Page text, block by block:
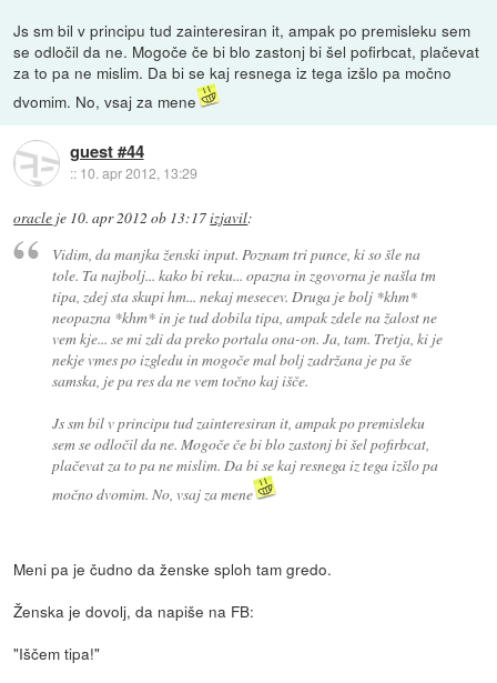
Js sm bil v principu tud zainteresiran it, ampak po premisleku sem
se odločil da ne. Mogoče če bi blo zastonj bi šel pofirbcat, plačevat
za to pa ne mislim. Da bi se kaj resnega iz tega izšlo pa močno
dvomim. No, vsaj za mene
guest #44
:: 10. apr 2012, 13:29
oracle je 10. apr 2012 ob 13:17izjavil:
Vidim, da manjka ženski input. Poznam tri punce, ki so šle na
tole. Ta najbolj... kako bi reku... opazna in zgovorna je našla tm
tipa, zdej sta skupi hm... nekaj mesecev. Druga je bolj *khm*
neopazna *khm* in je tud dobila tipa, ampak zdele na žalost ne
vem kje... se mi zdi da preko portala ona-on. Ja, tam. Tretja, ki je
nekje vmes po izgledu in mogoče mal bolj zadržana je pa še
samska, je pa res da ne vem točno kaj išče.
Js sm bil v principu tud zainteresiran it, ampak po premisleku
sem se odločil da ne. Mogoče če bi blo zastonj bi šel pofirbcat,
plačevat za to pa ne mislim. Da bi se kaj resnega iz tega izšlo pa
močno dvomim. No, vsaj za mene
Meni pa je čudno da ženske sploh tam gredo.
Ženska je dovolj, da napiše na FB:
"Iščem tipa!"